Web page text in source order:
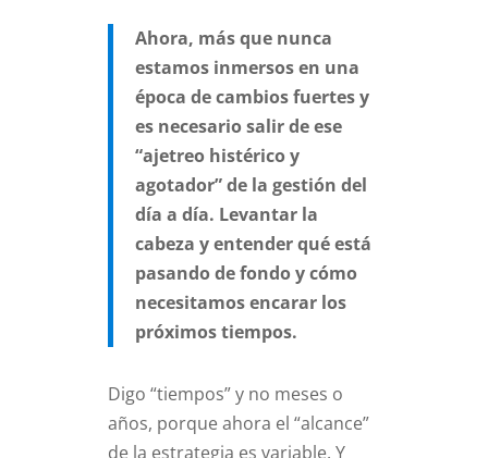
Ahora, más que nunca
estamos inmersos en una
época de cambios fuertes y
es necesario salir de ese
“ajetreo histérico y
agotador” de la gestión del
día a día. Levantar la
cabeza y entender qué está
pasando de fondo y cómo
necesitamos encarar los
próximos tiempos.
Digo “tiempos” y no meses o
años, porque ahora el “alcance”
de la estrategia es variable. Y